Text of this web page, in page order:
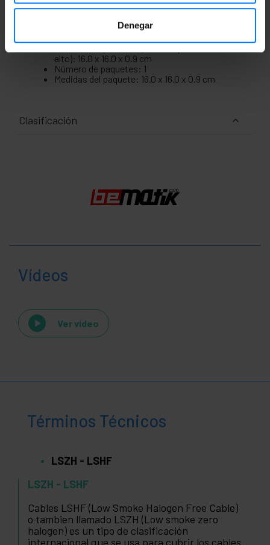
Denegar
Medidas y pesos
alto): 16.0 x 16.0 x 0.9 cm
Número de paquetes: 1
Medidas del paquete: 16.0 x 16.0 x 0.9 cm
Clasificación
Vídeos
Ver video
Términos Técnicos
LSZH - LSHF
LSZH - LSHF
Cables LSHF (Low Smoke Halogen Free Cable)
o tambien llamado LSZH (Low smoke zero
halogen) es un tipo de clasificación
internacional que se usa para cubrir los cables